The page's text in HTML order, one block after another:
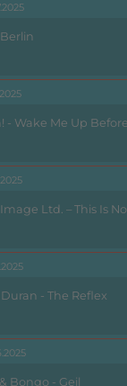
- Wake Me Up
Ltd. – This Is
- The Reflex
Bongo - Geil